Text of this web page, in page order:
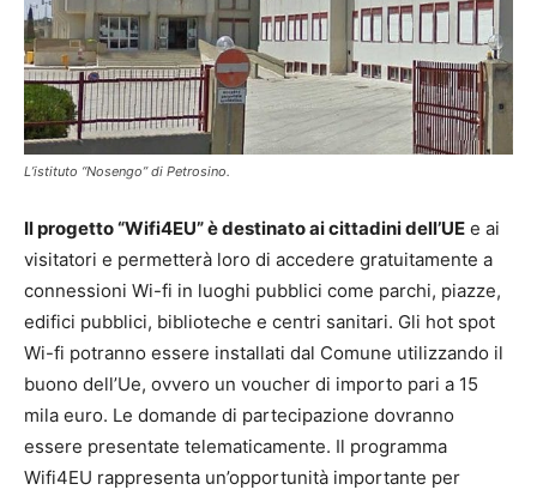
L’istituto “Nosengo” di Petrosino.
Il progetto “Wifi4EU” è destinato ai cittadini dell’UE e ai
visitatori e permetterà loro di accedere gratuitamente a
connessioni Wi-fi in luoghi pubblici come parchi, piazze,
edifici pubblici, biblioteche e centri sanitari. Gli hot spot
Wi-fi potranno essere installati dal Comune utilizzando il
buono dell’Ue, ovvero un voucher di importo pari a 15
mila euro. Le domande di partecipazione dovranno
essere presentate telematicamente. Il programma
Wifi4EU rappresenta un’opportunità importante per